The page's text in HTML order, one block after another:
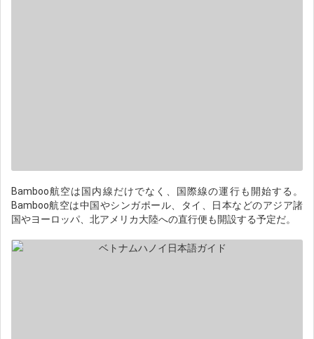
Bamboo航空は国内線だけでなく、国際線の運行も開始する。
Bamboo航空は中国やシンガポール、タイ、日本などのアジア諸
国やヨーロッパ、北アメリカ大陸への直行便も開設する予定だ。